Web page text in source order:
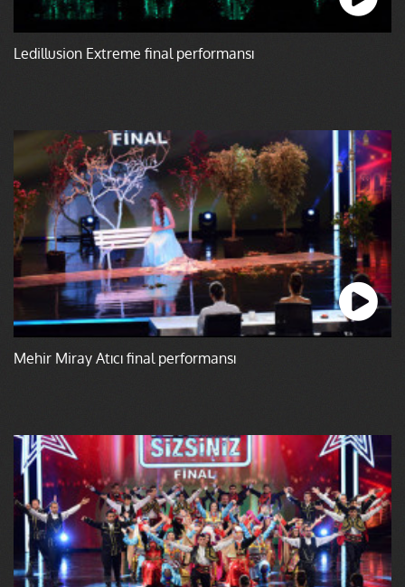
Ledillusion Extreme final performansı
Mehir Miray Atıcı final performansı